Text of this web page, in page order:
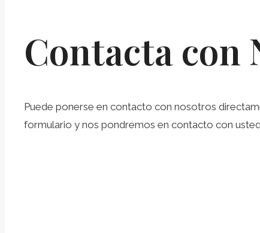
Contacta con
Puede ponerse en contacto con nosotros
formulario y nos pondremos en contacto con